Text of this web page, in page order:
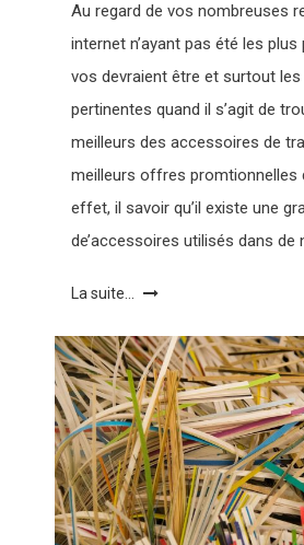
Au regard de vos nombreuses
internet n’ayant pas été les
vos devraient être et surtout les
pertinentes quand il s’agit de
meilleurs des accessoires de
meilleurs offres promtionnelles
effet, il savoir qu’il existe une
de’accessoires utilisés dans de
La suite...